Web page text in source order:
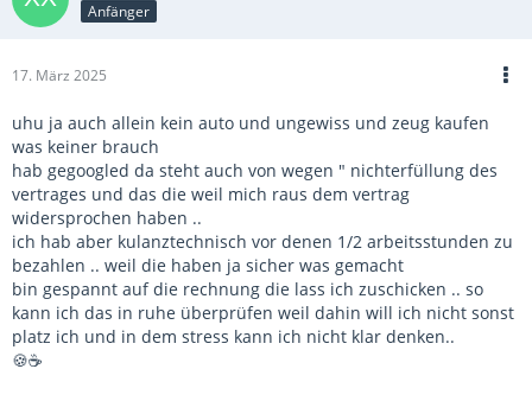
Anfänger
17. März 2025
uhu ja auch allein kein auto und ungewiss und zeug kaufen
was keiner brauch
hab gegoogled da steht auch von wegen " nichterfüllung des
vertrages und das die weil mich raus dem vertrag
widersprochen haben ..
ich hab aber kulanztechnisch vor denen 1/2 arbeitsstunden zu
bezahlen .. weil die haben ja sicher was gemacht
bin gespannt auf die rechnung die lass ich zuschicken .. so
kann ich das in ruhe überprüfen weil dahin will ich nicht sonst
platz ich und in dem stress kann ich nicht klar denken..
🍪☕